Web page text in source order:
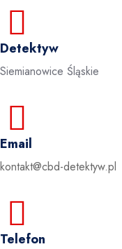
Detektyw
Siemianowice Śląskie
Email
kontakt@cbd-detektyw.pl
Telefon